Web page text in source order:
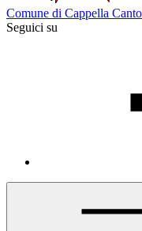
Comune di Cappella
Seguici su